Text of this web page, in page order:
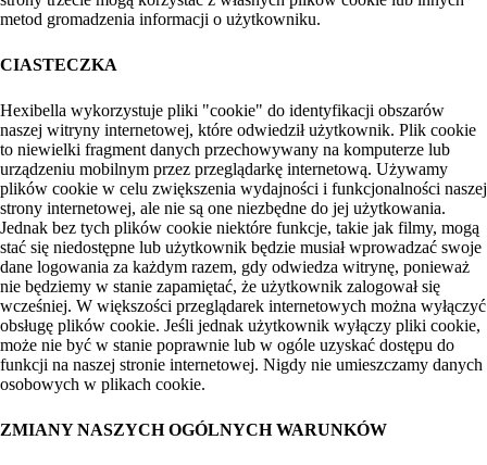
metod gromadzenia informacji o użytkowniku.
CIASTECZKA
Hexibella wykorzystuje pliki "cookie" do identyfikacji obszarów
naszej witryny internetowej, które odwiedził użytkownik. Plik cookie
to niewielki fragment danych przechowywany na komputerze lub
urządzeniu mobilnym przez przeglądarkę internetową. Używamy
plików cookie w celu zwiększenia wydajności i funkcjonalności naszej
strony internetowej, ale nie są one niezbędne do jej użytkowania.
Jednak bez tych plików cookie niektóre funkcje, takie jak filmy, mogą
stać się niedostępne lub użytkownik będzie musiał wprowadzać swoje
dane logowania za każdym razem, gdy odwiedza witrynę, ponieważ
nie będziemy w stanie zapamiętać, że użytkownik zalogował się
wcześniej. W większości przeglądarek internetowych można wyłączyć
obsługę plików cookie. Jeśli jednak użytkownik wyłączy pliki cookie,
może nie być w stanie poprawnie lub w ogóle uzyskać dostępu do
funkcji na naszej stronie internetowej. Nigdy nie umieszczamy danych
osobowych w plikach cookie.
ZMIANY NASZYCH OGÓLNYCH WARUNKÓW